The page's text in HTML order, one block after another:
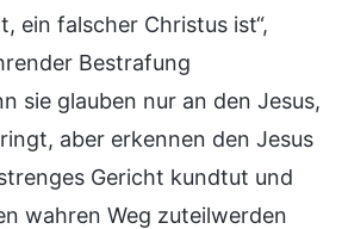
ein falscher Christus ist“,
Bestrafung
sie glauben nur an den Jesus,
aber erkennen den Jesus
Gericht kundtut und
wahren Weg zuteilwerden